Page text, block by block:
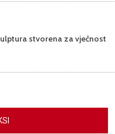
stvorena za vječnost